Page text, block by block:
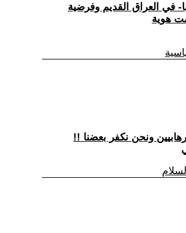
في العراق القديم وفرضية
هوية